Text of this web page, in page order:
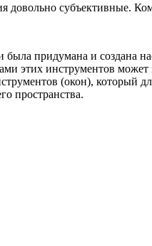
субъективные.
придумана и создана
этих инструментов может
(окон), который
пространства.